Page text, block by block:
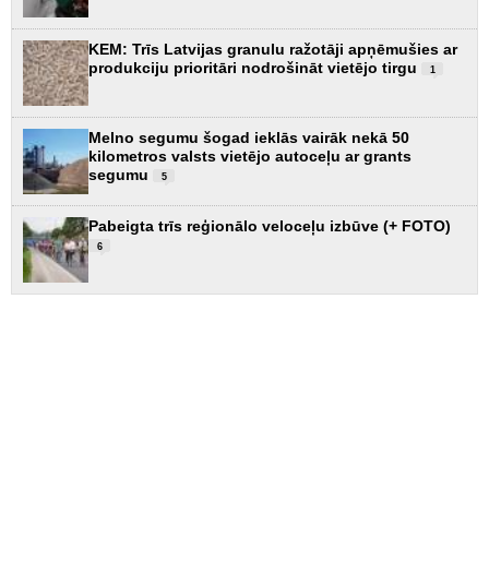
KEM: Trīs Latvijas granulu ražotāji apņēmušies ar
produkciju prioritāri nodrošināt vietējo tirgu
1
Melno segumu šogad ieklās vairāk nekā 50
kilometros valsts vietējo autoceļu ar grants
segumu
5
Pabeigta trīs reģionālo veloceļu izbūve (+ FOTO)
6